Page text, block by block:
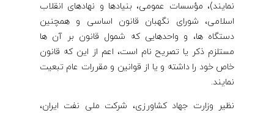
نمایند)، مؤسسات عمومی، بنیادها و نهادهای انقلاب
اسلامی، شورای نگهبان قانون اساسی و همچنین
دستگاه ها، و واحدهایی که شمول قانون بر آن ها
مستلزم ذکر یا تصریح نام است، اعم از این که قانون
خاص خود را داشته و یا از قوانین و مقررات عام تبعیت
نمایند.
نظیر وزارت جهاد کشاورزی، شرکت ملی نفت ایران،